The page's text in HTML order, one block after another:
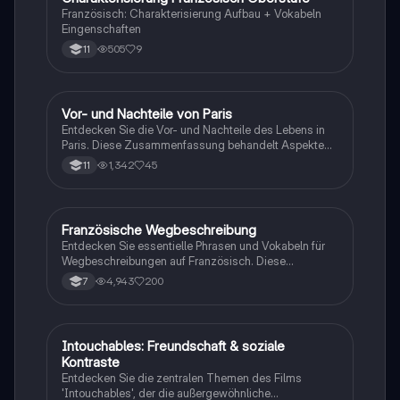
Französisch: Charakterisierung Aufbau + Vokabeln
Eingenschaften
11 505 9
Französisch
Vor- und Nachteile von Paris
Entdecken Sie die Vor- und Nachteile des Lebens in
Paris. Diese Zusammenfassung behandelt Aspekte
wie kulturelle Angebote, Lebensqualität,
Verkehrsanbindung, Sicherheit und die Unterschiede
11 1,342 45
Französisch
Französische Wegbeschreibung
Entdecken Sie essentielle Phrasen und Vokabeln für
Wegbeschreibungen auf Französisch. Diese
Zusammenstellung umfasst wichtige Ausdrücke, die
Ihnen helfen, sich in französischsprachigen Ländern
7 4,943 200
Französisch
Intouchables: Freundschaft & soziale
Kontraste
Entdecken Sie die zentralen Themen des Films
'Intouchables', der die außergewöhnliche